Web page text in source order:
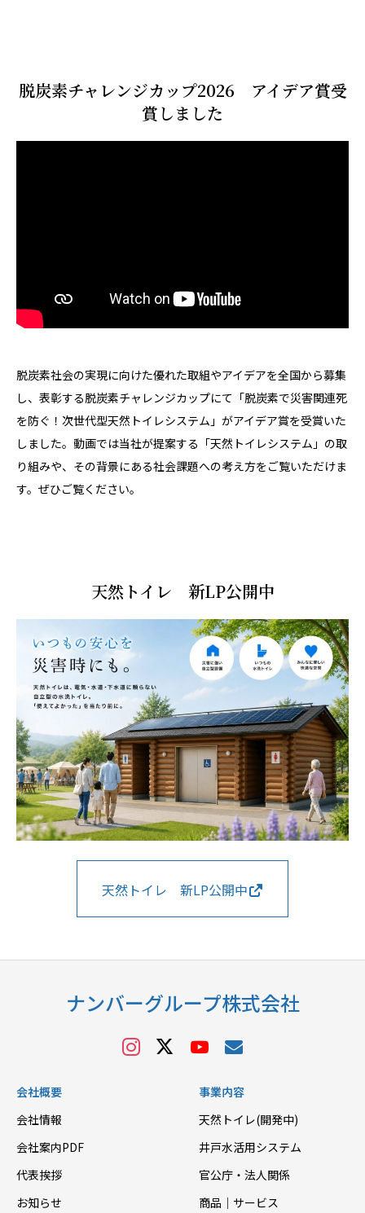
脱炭素チャレンジカップ2026 アイデア賞受
賞しました
脱炭素社会の実現に向けた優れた取組やアイデアを全国から募集
し、表彰する脱炭素チャレンジカップにて「脱炭素で災害関連死
を防ぐ！次世代型天然トイレシステム」がアイデア賞を受賞いた
しました。動画では当社が提案する「天然トイレシステム」の取
り組みや、その背景にある社会課題への考え方をご覧いただけま
す。ぜひご覧ください。
天然トイレ 新LP公開中
天然トイレ 新LP公開中
ナンバーグループ株式会社
会社概要
会社情報
会社案内PDF
代表挨拶
お知らせ
事業内容
天然トイレ(開発中)
井戸水活用システム
官公庁・法人関係
商品｜サービス